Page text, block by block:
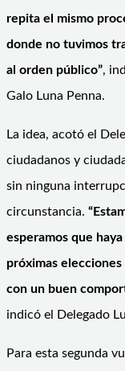
repita el mismo
donde no tuvimos
al orden público”,
Galo Luna Penna.
La idea, acotó el
ciudadanos y
sin ninguna
circunstancia.
esperamos que
próximas
con un buen
indicó el Delegado
Para esta segunda